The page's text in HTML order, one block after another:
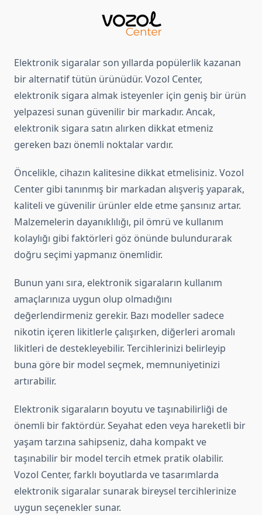
Elektronik sigaralar son yıllarda popülerlik kazanan
bir alternatif tütün ürünüdür. Vozol Center,
elektronik sigara almak isteyenler için geniş bir ürün
yelpazesi sunan güvenilir bir markadır. Ancak,
elektronik sigara satın alırken dikkat etmeniz
gereken bazı önemli noktalar vardır.
Öncelikle, cihazın kalitesine dikkat etmelisiniz. Vozol
Center gibi tanınmış bir markadan alışveriş yaparak,
kaliteli ve güvenilir ürünler elde etme şansınız artar.
Malzemelerin dayanıklılığı, pil ömrü ve kullanım
kolaylığı gibi faktörleri göz önünde bulundurarak
doğru seçimi yapmanız önemlidir.
Bunun yanı sıra, elektronik sigaraların kullanım
amaçlarınıza uygun olup olmadığını
değerlendirmeniz gerekir. Bazı modeller sadece
nikotin içeren likitlerle çalışırken, diğerleri aromalı
likitleri de destekleyebilir. Tercihlerinizi belirleyip
buna göre bir model seçmek, memnuniyetinizi
artırabilir.
Elektronik sigaraların boyutu ve taşınabilirliği de
önemli bir faktördür. Seyahat eden veya hareketli bir
yaşam tarzına sahipseniz, daha kompakt ve
taşınabilir bir model tercih etmek pratik olabilir.
Vozol Center, farklı boyutlarda ve tasarımlarda
elektronik sigaralar sunarak bireysel tercihlerinize
uygun seçenekler sunar.